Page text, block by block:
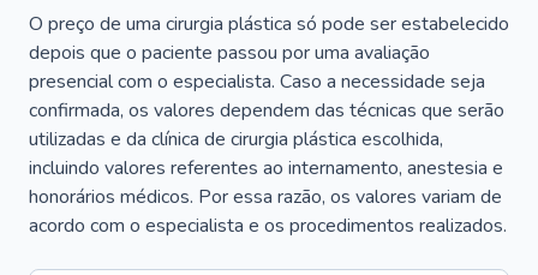
O preço de uma cirurgia plástica só pode ser estabelecido
depois que o paciente passou por uma avaliação
presencial com o especialista. Caso a necessidade seja
confirmada, os valores dependem das técnicas que serão
utilizadas e da clínica de cirurgia plástica escolhida,
incluindo valores referentes ao internamento, anestesia e
honorários médicos. Por essa razão, os valores variam de
acordo com o especialista e os procedimentos realizados.